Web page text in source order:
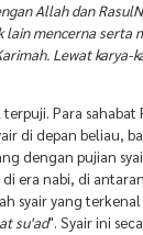
Allah dan
mencerna serta
Lewat karya-
Para
di depan beliau,
dengan pujian
era nabi, di
syair yang
su'ad". Syair ini